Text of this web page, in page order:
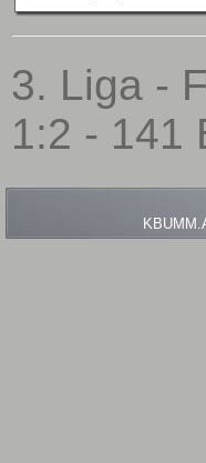
3. Liga -
1:2 - 141